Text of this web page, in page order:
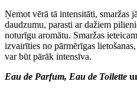
Ņemot vērā tā intensitāti, smaržas
daudzumu, parasti ar dažiem
noturīgu aromātu. Smaržas
izvairīties no pārmērīgas
var būt pārāk intensīva.
Eau de Parfum, Eau de Toilette